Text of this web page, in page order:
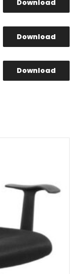
Download
Download
Download